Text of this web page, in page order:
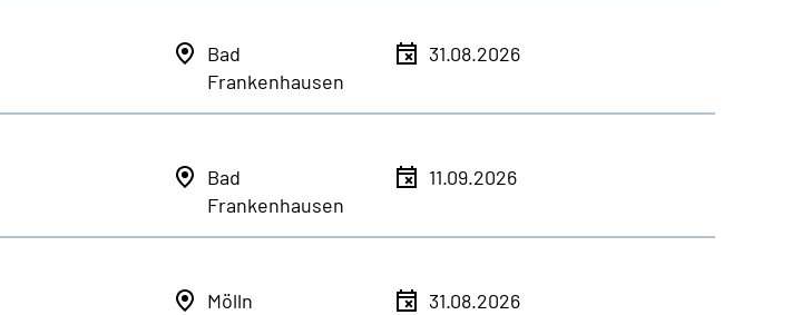
Bad
Frankenhausen
31.08.2026
Bad
Frankenhausen
11.09.2026
Mölln 31.08.2026